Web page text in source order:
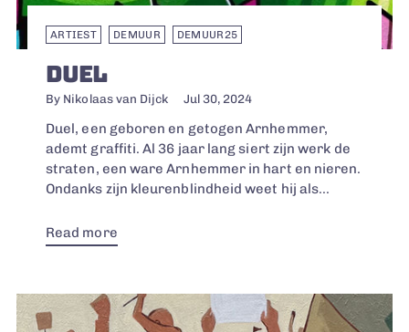
ARTIEST DEMUUR DEMUUR25
DUEL
By Nikolaas van Dijck Jul 30, 2024
Duel, een geboren en getogen Arnhemmer,
ademt graffiti. Al 36 jaar lang siert zijn werk de
straten, een ware Arnhemmer in hart en nieren.
Ondanks zijn kleurenblindheid weet hij als...
Read more